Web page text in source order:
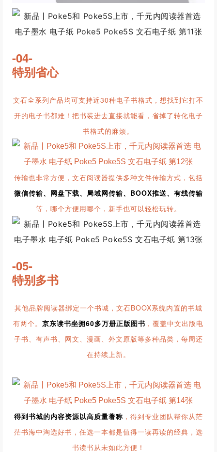
-04-
特别省心
文石全系列产品均可支持近30种电子书格式，想找到它打不
开的电子书都难！把书装进去直接就能看，省掉了转化电子
书格式的麻烦。
传输也非常方便，文石阅读器提供多种文件传输方式，包括
微信传输、网盘下载、局域网传输、BOOX推送、有线传输
等，哪个方便用哪个，新手也可以轻松玩转。
-05-
特别多书
其他品牌阅读器绑定一个书城，文石BOOX系统内置的书城
有两个。京东读书坐拥60多万册正版图书 ，覆盖中文出版电
子书、有声书、网文、漫画、外文原版等多种品类，每周还
在持续上新。
得到书城的内容资源以高质量著称 ，得到专业团队帮你从茫
茫书海中淘选好书，任选一本都是值得一读再读的经典，选
书读书从未如此方便！